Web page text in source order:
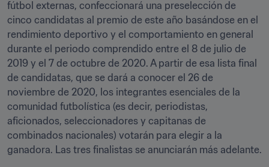
fútbol externas, confeccionará una preselección de
cinco candidatas al premio de este año basándose en el
rendimiento deportivo y el comportamiento en general
durante el periodo comprendido entre el 8 de julio de
2019 y el 7 de octubre de 2020. A partir de esa lista final
de candidatas, que se dará a conocer el 26 de
noviembre de 2020, los integrantes esenciales de la
comunidad futbolística (es decir, periodistas,
aficionados, seleccionadores y capitanas de
combinados nacionales) votarán para elegir a la
ganadora. Las tres finalistas se anunciarán más adelante.